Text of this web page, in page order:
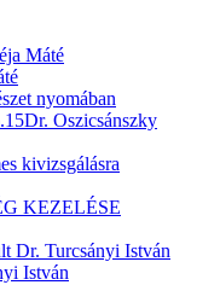
Máté
nyomában
Dr. Oszicsánszky
kivizsgálásra
KEZELÉSE
Dr. Turcsányi István
István